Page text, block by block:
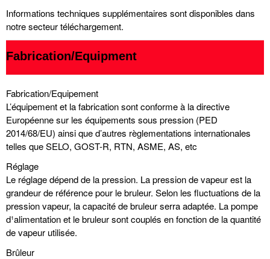
Informations techniques supplémentaires sont disponibles dans
notre secteur téléchargement.
Fabrication/Equipment
Fabrication/Equipement
L’équipement et la fabrication sont conforme à la directive
Européenne sur les équipements sous pression (PED
2014/68/EU) ainsi que d’autres règlementations internationales
telles que SELO, GOST-R, RTN, ASME, AS, etc
Réglage
Le réglage dépend de la pression. La pression de vapeur est la
grandeur de référence pour le bruleur. Selon les fluctuations de la
pression vapeur, la capacité de bruleur serra adaptée. La pompe
d¹alimentation et le bruleur sont couplés en fonction de la quantité
de vapeur utilisée.
Brûleur